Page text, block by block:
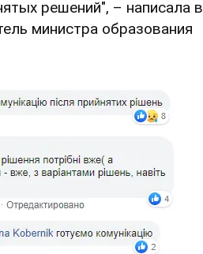
решений", – написала в
министра образования